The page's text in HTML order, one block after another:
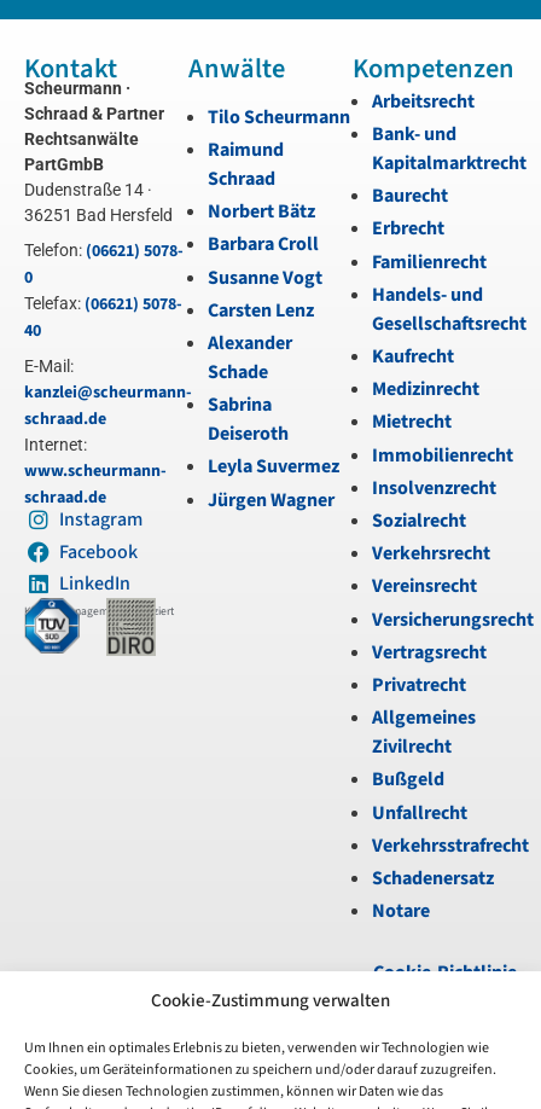
Cookie-Zustimmung verwalten
Um Ihnen ein optimales Erlebnis zu bieten, verwenden wir Technologien wie
Cookies, um Geräteinformationen zu speichern und/oder darauf zuzugreifen.
Wenn Sie diesen Technologien zustimmen, können wir Daten wie das
Kontakt
Scheurmann ·
Schraad & Partner
Rechtsanwälte
PartGmbB
Dudenstraße 14 ·
36251 Bad Hersfeld
Telefon: (06621) 5078-
0
Telefax: (06621) 5078-
40
E-Mail:
kanzlei@scheurmann-
schraad.de
Internet:
www.scheurmann-
schraad.de
Instagram
Facebook
LinkedIn
Kanzleimanagement zertifiziert
Unfortunately,
the
Anwälte
Tilo Scheurmann
Raimund
Schraad
Norbert Bätz
Barbara Croll
Susanne Vogt
Carsten Lenz
Alexander
Schade
Sabrina
Deiseroth
Leyla Suvermez
Jürgen Wagner
Kompetenzen
Arbeitsrecht
Bank- und
Kapitalmarktrecht
Baurecht
Erbrecht
Familienrecht
Handels- und
Gesellschaftsrecht
Kaufrecht
Medizinrecht
Mietrecht
Immobilienrecht
Insolvenzrecht
Sozialrecht
Verkehrsrecht
Vereinsrecht
Versicherungsrecht
Vertragsrecht
Privatrecht
Allgemeines
Zivilrecht
Bußgeld
Unfallrecht
Verkehrsstrafrecht
Schadenersatz
Notare
Cookie-Richtlinie
(EU)